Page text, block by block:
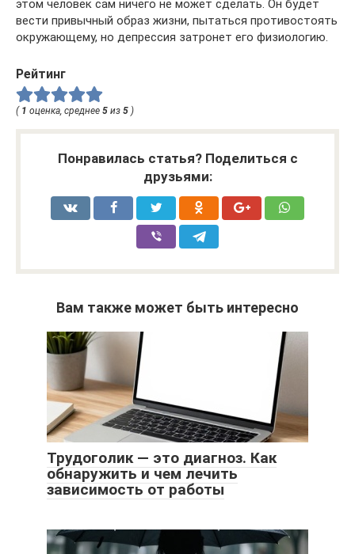
этом человек сам ничего не может сделать. Он будет
вести привычный образ жизни, пытаться противостоять
окружающему, но депрессия затронет его физиологию.
Рейтинг
( 1 оценка, среднее 5 из 5 )
Понравилась статья? Поделиться с
друзьями:
Вам также может быть интересно
Трудоголик — это диагноз. Как
обнаружить и чем лечить
зависимость от работы